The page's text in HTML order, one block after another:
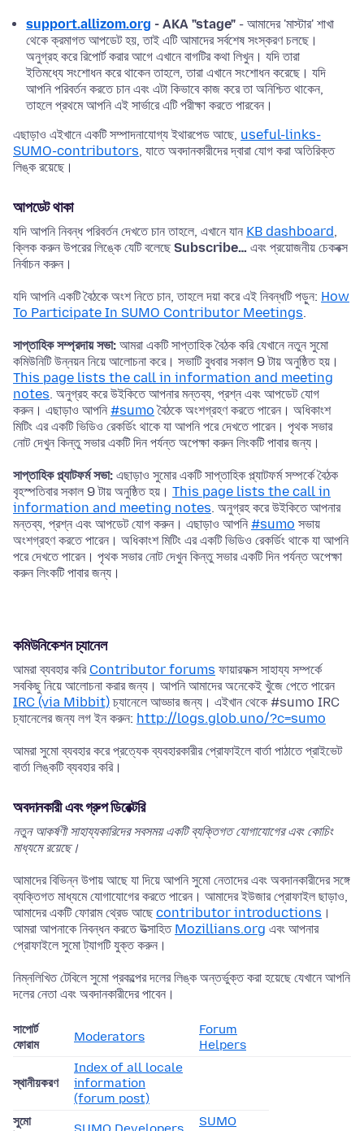
support.allizom.org - AKA "stage" - আমাদের 'মাস্টার' শাখা
থেকে ক্রমাগত আপডেট হয়, তাই এটি আমাদের সর্বশেষ সংস্করণ চলছে।
অনুগ্রহ করে রিপোর্ট করার আগে এখানে বাগটির কথা লিখুন। যদি তারা
ইতিমধ্যে সংশোধন করে থাকেন তাহলে, তারা এখানে সংশোধন করেছে। যদি
আপনি পরিবর্তন করতে চান এবং এটা কিভাবে কাজ করে তা অনিশ্চিত থাকেন,
তাহলে প্রথমে আপনি এই সার্ভারে এটি পরীক্ষা করতে পারবেন।
এছাড়াও এইখানে একটি সম্পাদনাযোগ্য ইথারপেড আছে, useful-links-
SUMO-contributors, যাতে অবদানকারীদের দ্বারা যোগ করা অতিরিক্ত
লিঙ্ক রয়েছে।
আপডেট থাকা
যদি আপনি নিবন্ধ পরিবর্তন দেখতে চান তাহলে, এখানে যান KB dashboard,
ক্লিক করুন উপরের লিঙ্কে যেটি বলেছে Subscribe… এবং প্রয়োজনীয় চেকবক্স
নির্বাচন করুন।
যদি আপনি একটি বৈঠকে অংশ নিতে চান, তাহলে দয়া করে এই নিবন্ধটি পড়ুন: How
To Participate In SUMO Contributor Meetings.
সাপ্তাহিক সম্প্রদায় সভা: আমরা একটি সাপ্তাহিক বৈঠক করি যেখানে নতুন সুমো
কমিউনিটি উন্নয়ন নিয়ে আলোচনা করে। সভাটি বুধবার সকাল 9 টায় অনুষ্ঠিত হয়।
This page lists the call in information and meeting
notes. অনুগ্রহ করে উইকিতে আপনার মন্তব্য, প্রশ্ন এবং আপডেট যোগ
করুন। এছাড়াও আপনি #sumoবৈঠকে অংশগ্রহণ করতে পারেন। অধিকাংশ
মিটিং এর একটি ভিডিও রেকর্ডিং থাকে যা আপনি পরে দেখতে পারেন। পৃথক সভার
নোট দেখুন কিন্তু সভার একটি দিন পর্যন্ত অপেক্ষা করুন লিংকটি পাবার জন্য।
সাপ্তাহিক প্ল্যাটফর্ম সভা: এছাড়াও সুমোর একটি সাপ্তাহিক প্ল্যাটফর্ম সম্পর্কে বৈঠক
বৃহস্পতিবার সকাল 9 টায় অনুষ্ঠিত হয়। This page lists the call in
information and meeting notes. অনুগ্রহ করে উইকিতে আপনার
মন্তব্য, প্রশ্ন এবং আপডেট যোগ করুন। এছাড়াও আপনি #sumo সভায়
অংশগ্রহণ করতে পারেন। অধিকাংশ মিটিং এর একটি ভিডিও রেকর্ডিং থাকে যা আপনি
পরে দেখতে পারেন। পৃথক সভার নোট দেখুন কিন্তু সভার একটি দিন পর্যন্ত অপেক্ষা
করুন লিংকটি পাবার জন্য।
কমিউনিকেশন চ্যানেল
আমরা ব্যবহার করি Contributor forums ফায়ারফক্স সাহায্য সম্পর্কে
সবকিছু নিয়ে আলোচনা করার জন্য। আপনি আমাদের অনেকেই খুঁজে পেতে পারেন
IRC (via Mibbit)চ্যানেলে আড্ডার জন্য। এইখান থেকে #sumo IRC
চ্যানেলের জন্য লগ ইন করুন: http://logs.glob.uno/?c=sumo
আমরা সুমো ব্যবহার করে প্রত্যেক ব্যবহারকারীর প্রোফাইলে বার্তা পাঠাতে প্রাইভেট
বার্তা লিঙ্কটি ব্যবহার করি।
অবদানকারী এবং গ্রুপ ডিরেক্টরি
নতুন আকর্ষণী সাহায্যকারিদের সবসময় একটি ব্যক্তিগত যোগাযোগের এবং কোচিং
মাধ্যমে রয়েছে।
আমাদের বিভিন্ন উপায় আছে যা দিয়ে আপনি সুমো নেতাদের এবং অবদানকারীদের সঙ্গে
ব্যক্তিগত মাধ্যমে যোগাযোগের করতে পারেন। আমাদের ইউজার প্রোফাইল ছাড়াও,
আমাদের একটি ফোরাম থ্রেড আছে contributor introductions ।
আমরা আপনাকে নিবন্ধন করতে উত্সাহিত Mozillians.org এবং আপনার
প্রোফাইলে সুমো ট্যাগটি যুক্ত করুন।
নিম্নলিখিত টেবিলে সুমো প্রকল্পের দলের লিঙ্ক অন্তর্ভুক্ত করা হয়েছে যেখানে আপনি
দলের নেতা এবং অবদানকারীদের পাবেন।
সাপোর্ট
ফোরাম
Moderators
Forum
Helpers
স্থানীয়করণ
Index of all locale
information
(forum post)
সুমো
SUMO